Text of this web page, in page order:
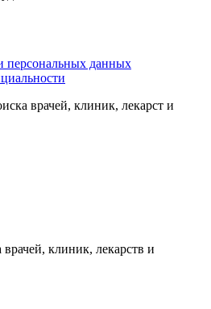
персональных данных
врачей, клиник, лекарст и
клиник, лекарств и